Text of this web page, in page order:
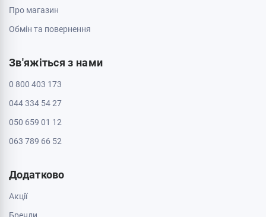
Пн - Нд: з 10:00 до 20:00
ТРЦ Депот, 2 поверх
Черкаси, 18005, бул. Шевченка, 195
Інформація
Контакти
Доставка і оплата
Обмін та повернення
Зв'яжіться з нами